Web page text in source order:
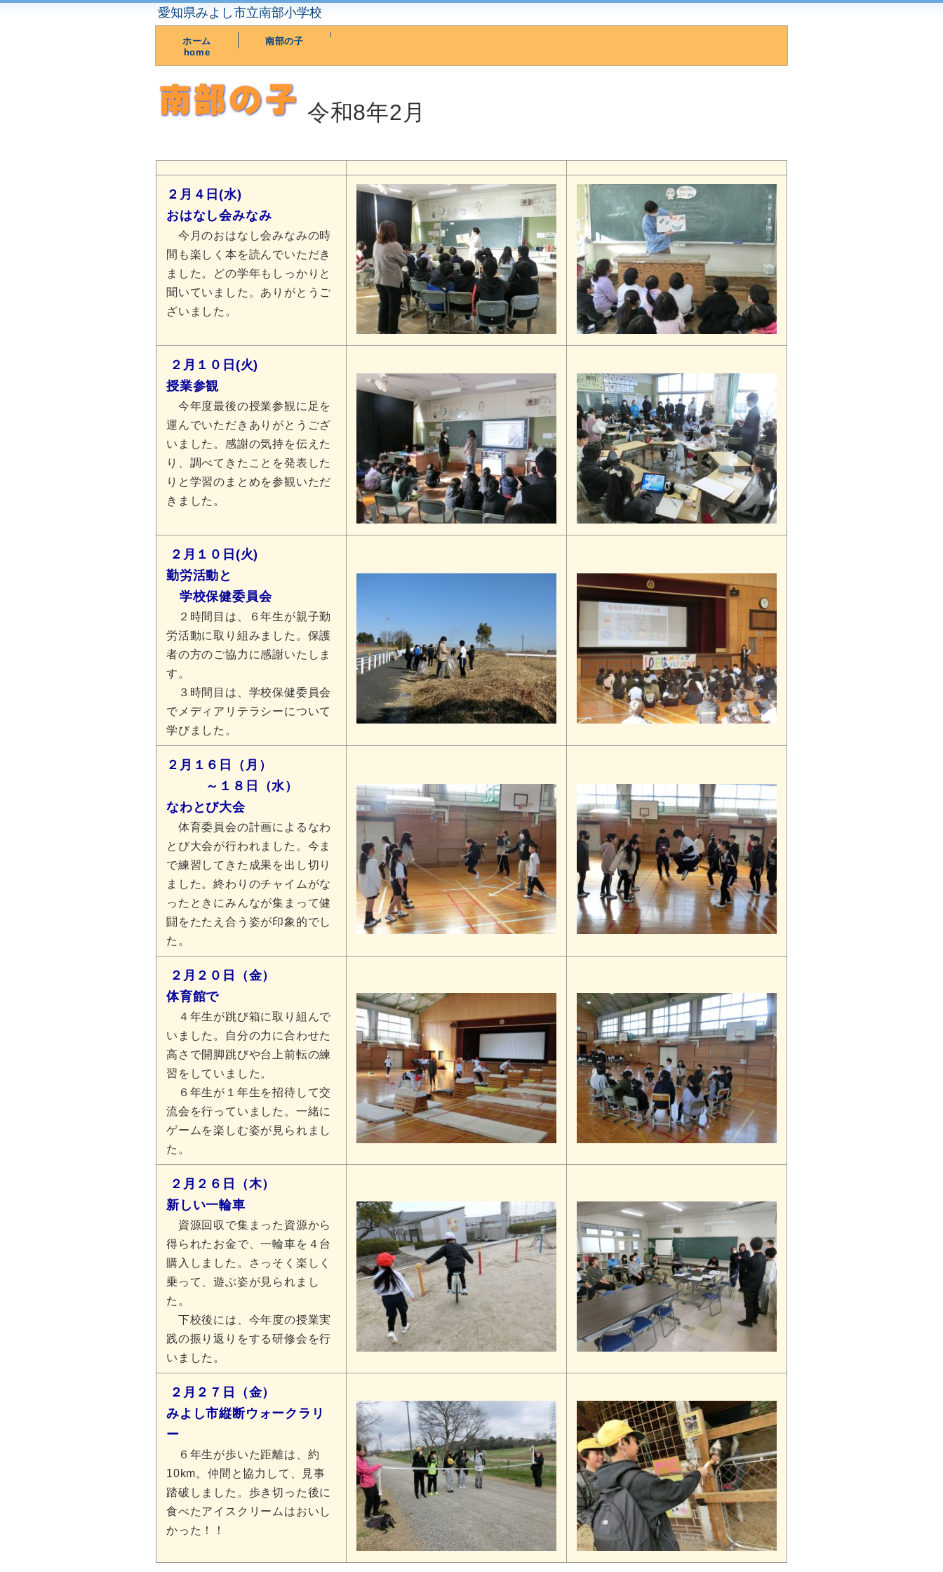
愛知県みよし市立南部小学校
ホーム
home
南部の子
令和8年2月
２月４日(水)
おはなし会みなみ
今月のおはなし会みなみの時
間も楽しく本を読んでいただき
ました。どの学年もしっかりと
聞いていました。ありがとうご
ざいました。
２月１０日(火)
授業参観
今年度最後の授業参観に足を
運んでいただきありがとうござ
いました。感謝の気持を伝えた
り、調べてきたことを発表した
りと学習のまとめを参観いただ
きました。
２月１０日(火)
勤労活動と
学校保健委員会
２時間目は、６年生が親子勤
労活動に取り組みました。保護
者の方のご協力に感謝いたしま
す。
３時間目は、学校保健委員会
でメディアリテラシーについて
学びました。
２月１６日（月）
～１８日（水）
なわとび大会
体育委員会の計画によるなわ
とび大会が行われました。今ま
で練習してきた成果を出し切り
ました。終わりのチャイムがな
ったときにみんなが集まって健
闘をたたえ合う姿が印象的でし
た。
２月２０日（金）
体育館で
４年生が跳び箱に取り組んで
いました。自分の力に合わせた
高さで開脚跳びや台上前転の練
習をしていました。
６年生が１年生を招待して交
流会を行っていました。一緒に
ゲームを楽しむ姿が見られまし
た。
２月２６日（木）
新しい一輪車
資源回収で集まった資源から
得られたお金で、一輪車を４台
購入しました。さっそく楽しく
乗って、遊ぶ姿が見られまし
た。
下校後には、今年度の授業実
践の振り返りをする研修会を行
いました。
２月２７日（金）
みよし市縦断ウォークラリ
ー
６年生が歩いた距離は、約
10km。仲間と協力して、見事
踏破しました。歩き切った後に
食べたアイスクリームはおいし
かった！！